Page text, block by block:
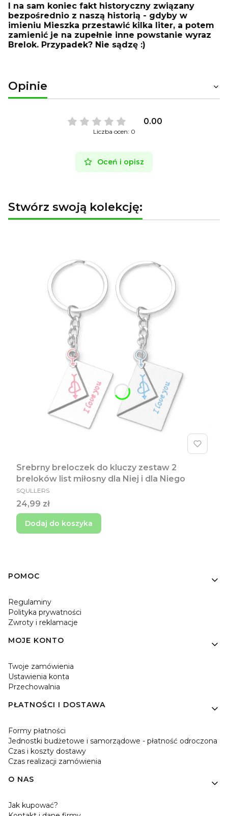
I na sam koniec fakt historyczny związany
bezpośrednio z naszą historią - gdyby w
imieniu Mieszka przestawić kilka liter, a potem
zamienić je na zupełnie inne powstanie wyraz
Brelok. Przypadek? Nie sądzę :)
Opinie
0.00
Liczba ocen: 0
Oceń i opisz
Stwórz swoją kolekcję:
Srebrny breloczek do kluczy zestaw 2
breloków list miłosny dla Niej i dla Niego
PRODUCENT
SQULLERS
Cena
24,99 zł
Dodaj do koszyka
Linki w stopce
POMOC
Regulaminy
Polityka prywatności
Zwroty i reklamacje
MOJE KONTO
Twoje zamówienia
Ustawienia konta
Przechowalnia
PŁATNOŚCI I DOSTAWA
Formy płatności
Jednostki budżetowe i samorządowe - płatność odroczona
Czas i koszty dostawy
Czas realizacji zamówienia
O NAS
Jak kupować?